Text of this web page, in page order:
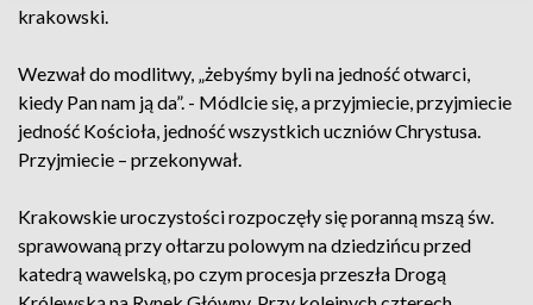
krakowski.
Wezwał do modlitwy, „żebyśmy byli na jedność otwarci,
kiedy Pan nam ją da”. - Módlcie się, a przyjmiecie, przyjmiecie
jedność Kościoła, jedność wszystkich uczniów Chrystusa.
Przyjmiecie – przekonywał.
Krakowskie uroczystości rozpoczęły się poranną mszą św.
sprawowaną przy ołtarzu polowym na dziedzińcu przed
katedrą wawelską, po czym procesja przeszła Drogą